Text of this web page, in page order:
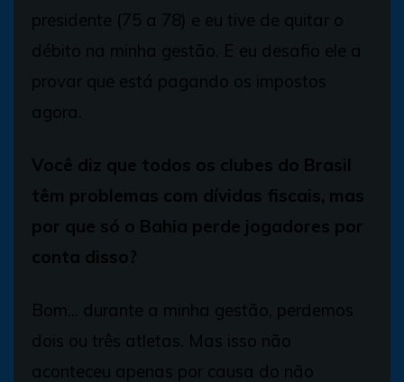
presidente (75 a 78) e eu tive de quitar o
débito na minha gestão. E eu desafio ele a
provar que está pagando os impostos
agora.
Você diz que todos os clubes do Brasil
têm problemas com dívidas fiscais, mas
por que só o Bahia perde jogadores por
conta disso?
Bom... durante a minha gestão, perdemos
dois ou três atletas. Mas isso não
aconteceu apenas por causa do não